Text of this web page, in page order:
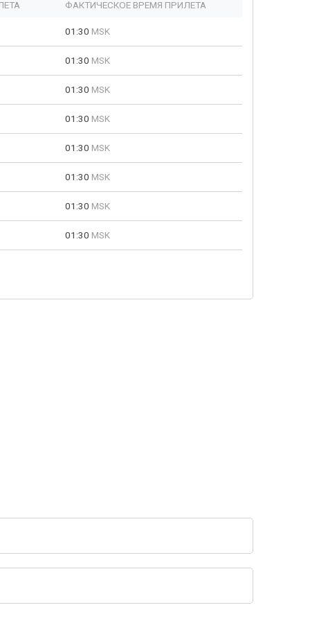
ФАКТИЧЕСКОЕ ВРЕМЯ ПРИЛЕТА
01:30 MSK
01:30 MSK
01:30 MSK
01:30 MSK
01:30 MSK
01:30 MSK
01:30 MSK
01:30 MSK